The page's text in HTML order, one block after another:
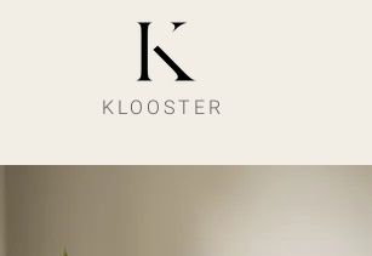
KLOOSTER